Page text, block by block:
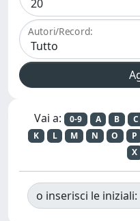
Autori/Record:
Vai a: 0-9 A B C
K
L M N O P
X
o inserisci le iniziali: